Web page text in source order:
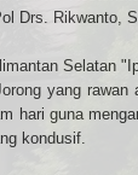
Drs. Rikwanto,
Selatan
yang rawan
hari guna
kondusif.
5425